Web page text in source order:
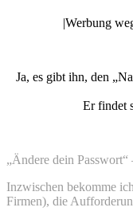
|Werbung
Ja, es gibt ihn, den
Er findet
„Ändere dein
Inzwischen bekomme
Firmen), die